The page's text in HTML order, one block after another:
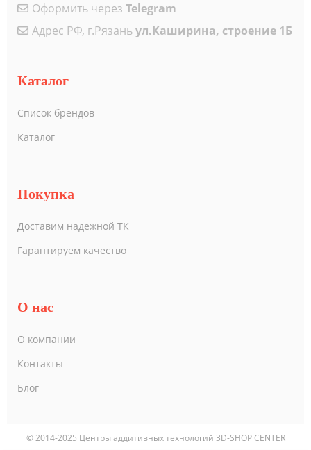
Оформить через Telegram
Адрес РФ, г.Рязаньул.Каширина, строение 1Б
Каталог
Список брендов
Каталог
Покупка
Доставим надежной ТК
Гарантируем качество
О нас
О компании
Контакты
Блог
© 2014-2025 Центры аддитивных технологий 3D-SHOP CENTER